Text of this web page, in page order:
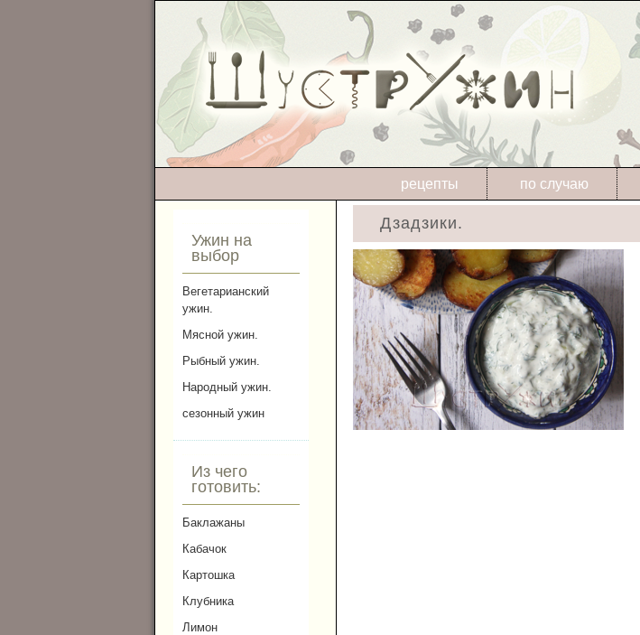
по случаю
рецепты
Ужин на
выбор
Вегетарианский
ужин.
Мясной ужин.
Рыбный ужин.
Народный ужин.
сезонный ужин
Из чего
готовить:
Баклажаны
Кабачок
Картошка
Клубника
Лимон
Дзадзики.